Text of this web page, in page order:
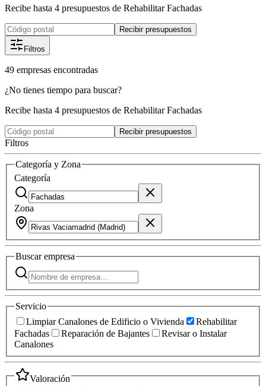
Recibe hasta 4 presupuestos de Rehabilitar Fachadas
Recibir presupuestos
Filtros
49 empresas encontradas
¿No tienes tiempo para buscar?
Recibe hasta 4 presupuestos de Rehabilitar Fachadas
Recibir presupuestos
Filtros
Categoría y Zona
Categoría
Zona
Buscarempresa
Servicio
Limpiar Canalones de Edificio o Vivienda
Rehabilitar
Fachadas
Reparación de Bajantes
Revisar o Instalar
Canalones
Valoración